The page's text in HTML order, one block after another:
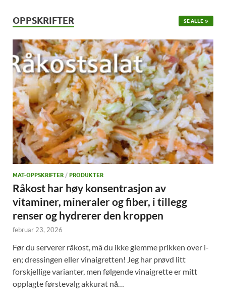
OPPSKRIFTER SE ALLE
MAT-OPPSKRIFTER / PRODUKTER
Råkost har høy konsentrasjon av
vitaminer, mineraler og fiber, i tillegg
renser og hydrerer den kroppen
februar 23, 2026
Før du serverer råkost, må du ikke glemme prikken over i-
en; dressingen eller vinaigretten! Jeg har prøvd litt
forskjellige varianter, men følgende vinaigrette er mitt
opplagte førstevalg akkurat nå…